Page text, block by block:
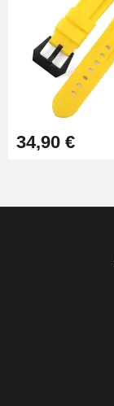
34,90 €